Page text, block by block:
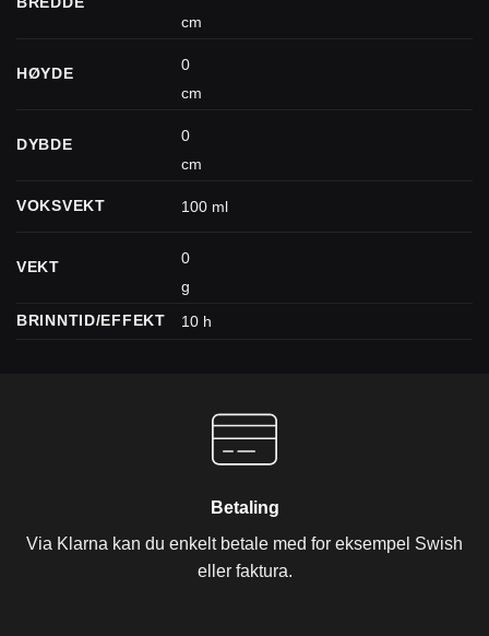
cm
HØYDE
0
cm
DYBDE
0
cm
VOKSVEKT 100 ml
VEKT
0
g
BRINNTID/EFFEKT
10 h
Betaling
Via Klarna kan du enkelt betale med for eksempel Swish
eller faktura.